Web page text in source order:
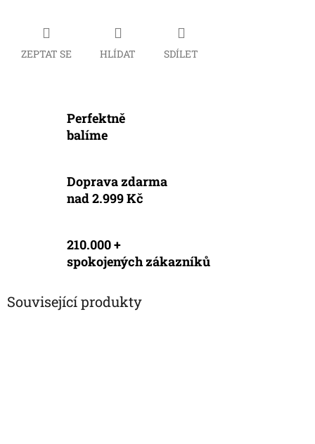
ZEPTAT SE HLÍDAT SDÍLET
Perfektně
balíme
Doprava zdarma
nad 2.999 Kč
210.000 +
spokojených zákazníků
Související produkty